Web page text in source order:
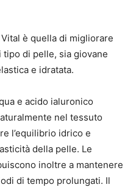
è quella di migliorare
di pelle, sia giovane
e idratata.
e acido ialuronico
nel tessuto
l’equilibrio idrico e
della pelle. Le
inoltre a mantenere
di tempo prolungati. Il